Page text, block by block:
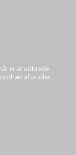
er at udbrede
opdræt af pudler.